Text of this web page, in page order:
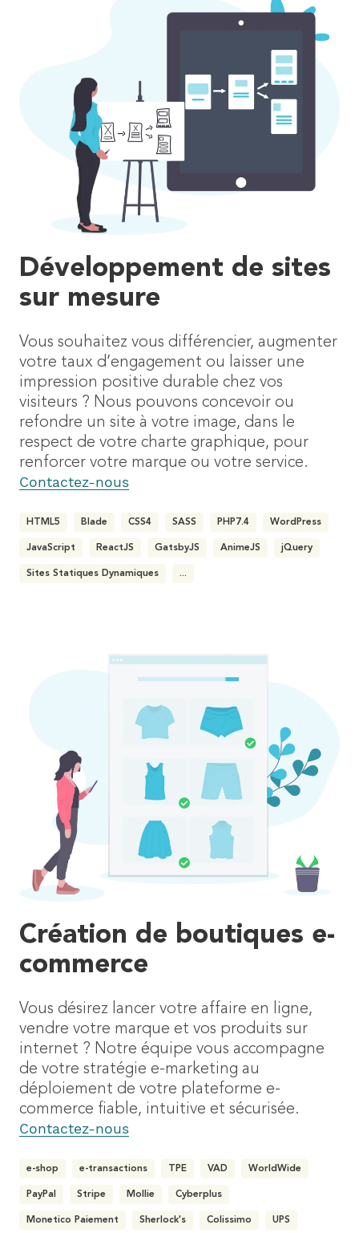
Développement de sites
sur mesure
Vous souhaitez vous différencier, augmenter
votre taux d’engagement ou laisser une
impression positive durable chez vos
visiteurs ? Nous pouvons concevoir ou
refondre un site à votre image, dans le
respect de votre charte graphique, pour
renforcer votre marque ou votre service.
Contactez-nous
HTML5 Blade CSS4 SASS PHP7.4 WordPress
JavaScript ReactJS GatsbyJS AnimeJS jQuery
Sites Statiques Dynamiques ...
Création de boutiques e-
commerce
Vous désirez lancer votre affaire en ligne,
vendre votre marque et vos produits sur
internet ? Notre équipe vous accompagne
de votre stratégie e-marketing au
déploiement de votre plateforme e-
commerce fiable, intuitive et sécurisée.
Contactez-nous
e-shop e-transactions TPE VAD WorldWide
PayPal Stripe Mollie Cyberplus
Monetico Paiement Sherlock's Colissimo UPS